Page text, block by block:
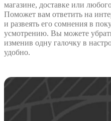
магазине, доставке или
Поможет вам ответить на
и развеять его сомнения в
усмотрению. Вы можете
изменив одну галочку в
удобно.